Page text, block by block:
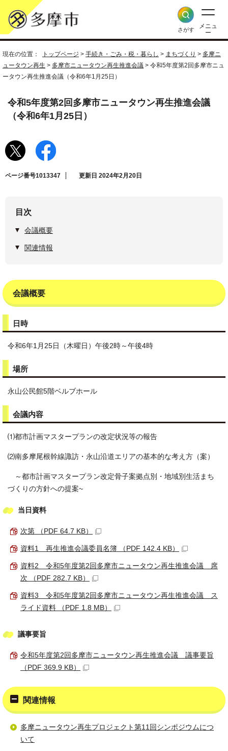
さがす
メニュ
ー
現在の位置： トップページ > 手続き・ごみ・税・暮らし > まちづくり > 多摩ニ
ュータウン再生 > 多摩市ニュータウン再生推進会議 > 令和5年度第2回多摩市ニュ
ータウン再生推進会議（令和6年1月25日）
令和5年度第2回多摩市ニュータウン再生推進会議
（令和6年1月25日）
ページ番号1013347 更新日 2024年2月20日
目次
会議概要
関連情報
会議概要
日時
令和6年1月25日（木曜日）午後2時～午後4時
場所
永山公民館5階ベルブホール
会議内容
⑴都市計画マスタープランの改定状況等の報告
⑵南多摩尾根幹線諏訪・永山沿道エリアの基本的な考え方（案）
～都市計画マスタープラン改定骨子案拠点別・地域別生活まち
づくりの方針への提案~
当日資料
次第 （PDF 64.7 KB）
資料1 再生推進会議委員名簿 （PDF 142.4 KB）
資料2 令和5年度第2回多摩市ニュータウン再生推進会議 席
次 （PDF 282.7 KB）
資料3 令和5年度第2回多摩市ニュータウン再生推進会議 ス
ライド資料 （PDF 1.8 MB）
議事要旨
令和5年度第2回多摩市ニュータウン再生推進会議 議事要旨
（PDF 369.9 KB）
関連情報
多摩ニュータウン再生プロジェクト第11回シンポジウムにつ
いて